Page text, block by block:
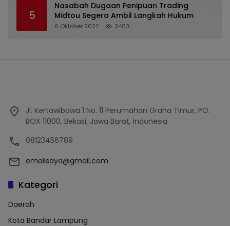
5
Nasabah Dugaan Penipuan Trading
Midtou Segera Ambil Langkah Hukum
6 Oktober 2022 3403
Jl. Kertawibawa 1 No. 11 Perumahan Graha Timur, PO.
BOX 11000, Bekasi, Jawa Barat, Indonesia
08123456789
emailsaya@gmail.com
Kategori
Daerah
Kota Bandar Lampung